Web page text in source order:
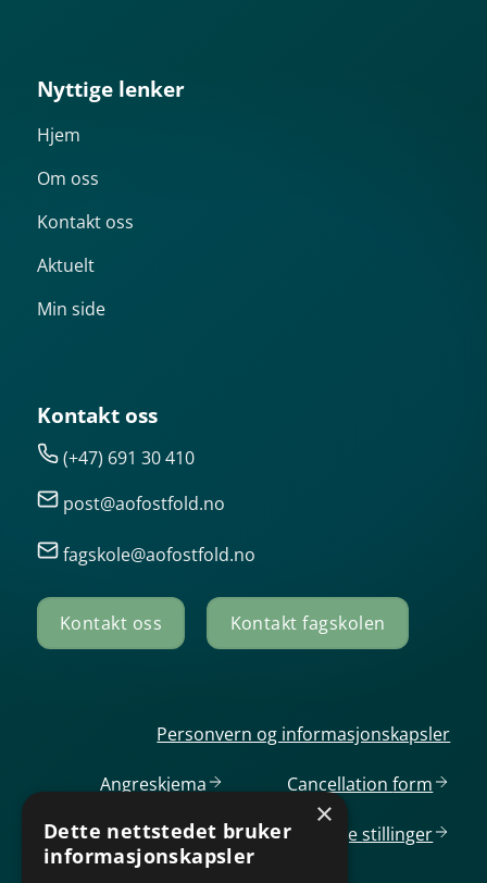
Nyttige lenker
Hjem
Om oss
Kontakt oss
Aktuelt
Min side
Kontakt oss
(+47) 691 30 410
post@aofostfold.no
fagskole@aofostfold.no
Kontakt oss Kontakt fagskolen
Personvern og informasjonskapsler
Angreskjema Cancellationform
Ledigestillinger
×
Dette nettstedet bruker
informasjonskapsler